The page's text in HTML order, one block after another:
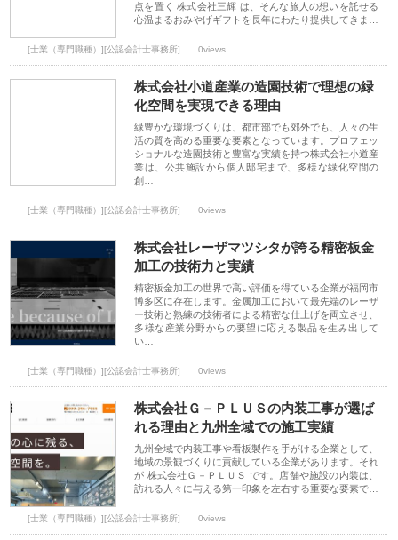
点を置く 株式会社三輝 は、そんな旅人の想いを託せる
心温まるおみやげギフトを長年にわたり提供してきま…
[士業（専門職種）][公認会計士事務所] 0views
株式会社小道産業の造園技術で理想の緑
化空間を実現できる理由
緑豊かな環境づくりは、都市部でも郊外でも、人々の生
活の質を高める重要な要素となっています。プロフェッ
ショナルな造園技術と豊富な実績を持つ株式会社小道産
業は、公共施設から個人邸宅まで、多様な緑化空間の
創…
[士業（専門職種）][公認会計士事務所] 0views
株式会社レーザマツシタが誇る精密板金
加工の技術力と実績
精密板金加工の世界で高い評価を得ている企業が福岡市
博多区に存在します。金属加工において最先端のレーザ
ー技術と熟練の技術者による精密な仕上げを両立させ、
多様な産業分野からの要望に応える製品を生み出して
い…
[士業（専門職種）][公認会計士事務所] 0views
株式会社Ｇ－ＰＬＵＳの内装工事が選ば
れる理由と九州全域での施工実績
九州全域で内装工事や看板製作を手がける企業として、
地域の景観づくりに貢献している企業があります。それ
が 株式会社Ｇ－ＰＬＵＳ です。店舗や施設の内装は、
訪れる人々に与える第一印象を左右する重要な要素で…
[士業（専門職種）][公認会計士事務所] 0views